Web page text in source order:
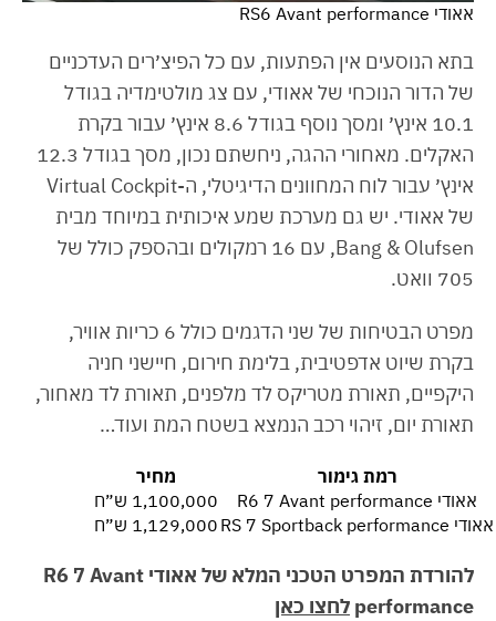
אאודי RS6 Avant performance
בתא הנוסעים אין הפתעות, עם כל הפיצ׳רים העדכניים
של הדור הנוכחי של אאודי, עם צג מולטימדיה בגודל
10.1 אינץ׳ ומסך נוסף בגודל 8.6 אינץ׳ עבור בקרת
האקלים. מאחורי ההגה, ניחשתם נכון, מסך בגודל 12.3
אינץ׳ עבור לוח המחוונים הדיגיטלי, ה-Virtual Cockpit
של אאודי. יש גם מערכת שמע איכותית במיוחד מבית
Bang & Olufsen, עם 16 רמקולים ובהספק כולל של
705 וואט.
מפרט הבטיחות של שני הדגמים כולל 6 כריות אוויר,
בקרת שיוט אדפטיבית, בלימת חירום, חיישני חניה
היקפיים, תאורת מטריקס לד מלפנים, תאורת לד מאחור,
תאורת יום, זיהוי רכב הנמצא בשטח המת ועוד…
רמת גימור
מחיר
אאודי R6 7 Avant performance
1,100,000 ש״ח
אאודי RS 7 Sportback performance
1,129,000 ש״ח
להורדת המפרט הטכני המלא של אאודי R6 7 Avant
performance לחצו כאן